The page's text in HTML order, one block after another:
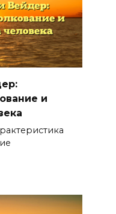
и